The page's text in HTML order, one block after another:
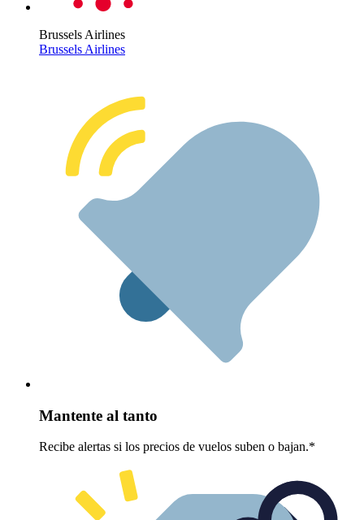
Brussels Airlines
Brussels Airlines
Mantente al tanto
Recibe alertas si los precios de vuelos suben o bajan.*